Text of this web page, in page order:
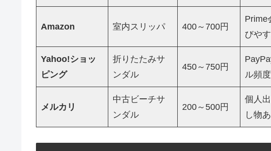
Amazon 室内スリッパ 400～700円
Prime
びやす
Yahoo!ショッ
ピング
折りたたみサ
ンダル
450～750円
ル頻度
メルカリ
中古ビーチサ
ンダル
200～500円
個人
し物